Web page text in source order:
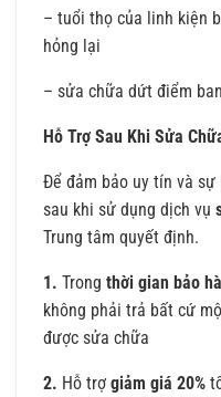
– tuổi thọ của linh kiện
hỏng lại
– sửa chữa dứt điểm
Hỗ Trợ Sau Khi Sửa
Để đảm bảo uy tín và sự
sau khi sử dụng dịch vụ
Trung tâm quyết định.
1. Trong thời gian bảo
không phải trả bất cứ
được sửa chữa
2. Hỗ trợ giảm giá 20%